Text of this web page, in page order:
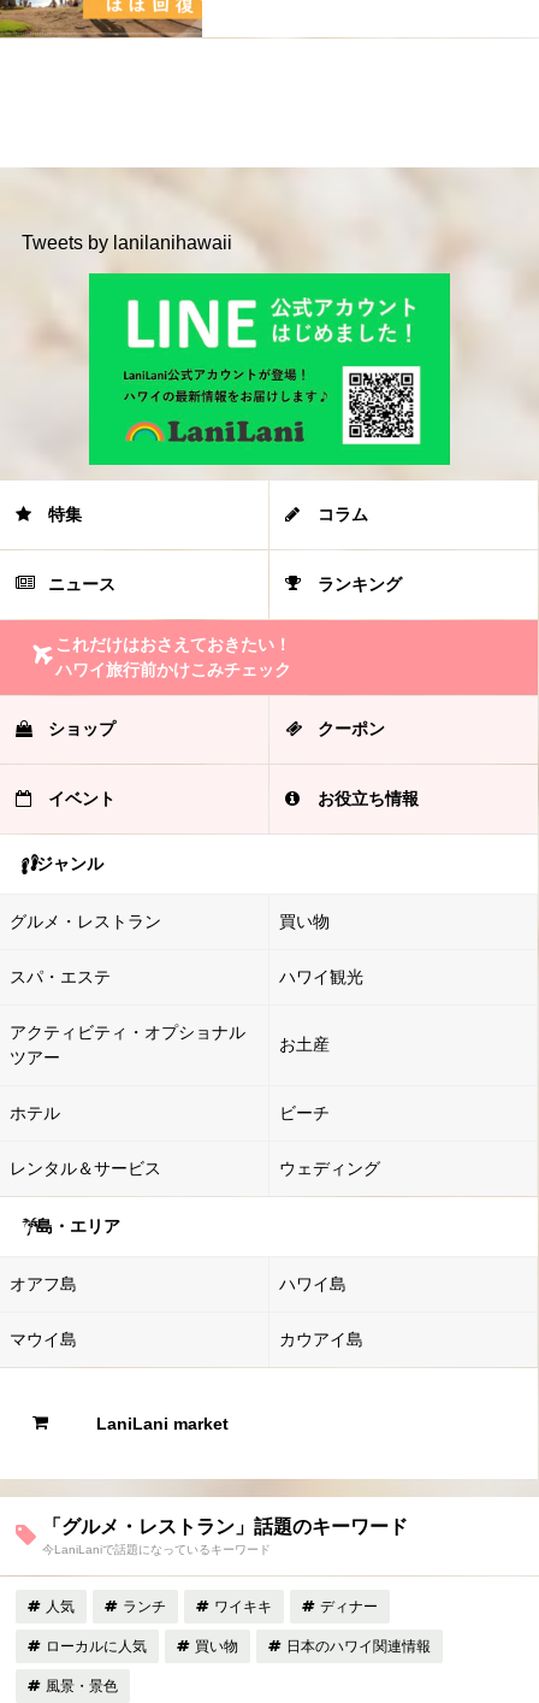
Tweets by lanilanihawaii
特集 コラム
ニュース ランキング
これだけはおさえておきたい！
ハワイ旅行前かけこみチェック
ショップ クーポン
イベント お役立ち情報
ジャンル
グルメ・レストラン 買い物
スパ・エステ ハワイ観光
アクティビティ・オプショナル
ツアー
お土産
ホテル ビーチ
レンタル＆サービス ウェディング
島・エリア
オアフ島 ハワイ島
マウイ島 カウアイ島
LaniLani market
「グルメ・レストラン」話題のキーワード
今LaniLaniで話題になっているキーワード
人気 ランチ ワイキキ ディナー
ローカルに人気 買い物 日本のハワイ関連情報
風景・景色